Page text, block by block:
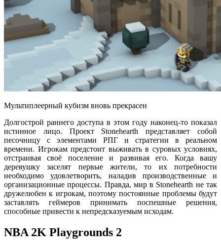
Мультиплеерный кубизм вновь прекрасен
Долгострой раннего доступа в этом году наконец-то показал
истинное лицо. Проект Stonehearth представляет собой
песочницу с элементами РПГ и стратегии в реальном
времени. Игрокам предстоит выживать в суровых условиях,
отстраивая своё поселение и развивая его. Когда вашу
деревушку заселят первые жители, то их потребности
необходимо удовлетворить, наладив производственные и
организационные процессы. Правда, мир в Stonehearth не так
дружелюбен к игрокам, поэтому постоянные проблемы будут
заставлять геймеров принимать поспешные решения,
способные привести к непредсказуемым исходам.
NBA 2K Playgrounds 2